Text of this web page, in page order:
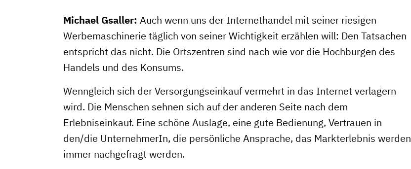
Michael Gsaller: Auch wenn uns der Internethandel mit seiner riesigen
Werbemaschinerie täglich von seiner Wichtigkeit erzählen will: Den Tatsachen
entspricht das nicht. Die Ortszentren sind nach wie vor die Hochburgen des
Handels und des Konsums.
Wenngleich sich der Versorgungseinkauf vermehrt in das Internet verlagern
wird. Die Menschen sehnen sich auf der anderen Seite nach dem
Erlebniseinkauf. Eine schöne Auslage, eine gute Bedienung, Vertrauen in
den/die UnternehmerIn, die persönliche Ansprache, das Markterlebnis werden
immer nachgefragt werden.